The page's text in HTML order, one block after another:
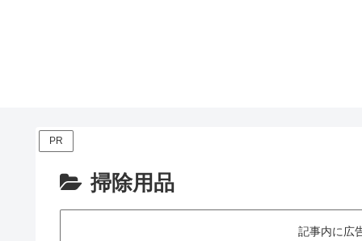
PR
掃除用品
記事内に広